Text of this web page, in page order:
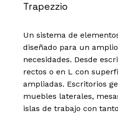
Trapezzio
Un sistema de
diseñado para un
necesidades. Desde
rectos o en L con
ampliadas. Escritorios
muebles laterales,
islas de trabajo con